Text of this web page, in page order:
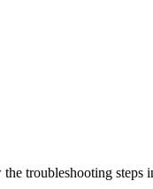
troubleshooting steps